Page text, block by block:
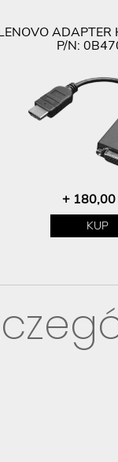
ADAPTER
P/N:
+ 180,00
KUP